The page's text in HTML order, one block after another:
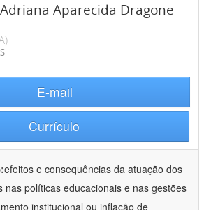
Adriana Aparecida Dragone
E-mail
Currículo
efeitos e consequências da atuação dos
nas políticas educacionais e nas gestões
institucional ou inflação de